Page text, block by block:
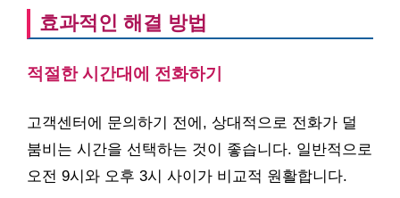
효과적인 해결 방법
적절한 시간대에 전화하기
고객센터에 문의하기 전에, 상대적으로 전화가 덜
붐비는 시간을 선택하는 것이 좋습니다. 일반적으로
오전 9시와 오후 3시 사이가 비교적 원활합니다.